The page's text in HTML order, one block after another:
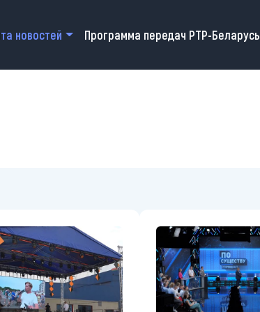
navigation
новостей Программа передач РТР-Беларусь